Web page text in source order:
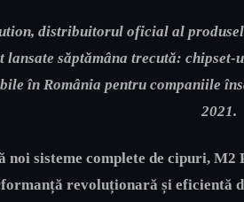
distribuitorul oficial al
lansate săptămâna trecută:
în România pentru companiile
2021.
noi sisteme complete de cipuri,
revoluționară și eficientă